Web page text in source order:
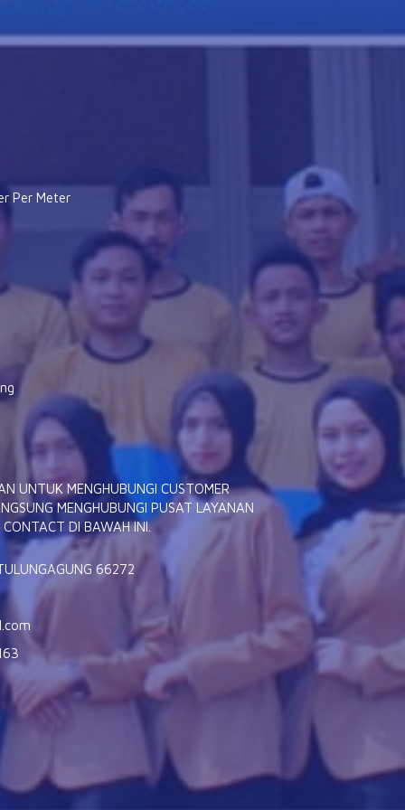
Per Meter
UNTUK MENGHUBUNGI CUSTOMER
MENGHUBUNGI PUSAT LAYANAN
DI BAWAH INI.
66272